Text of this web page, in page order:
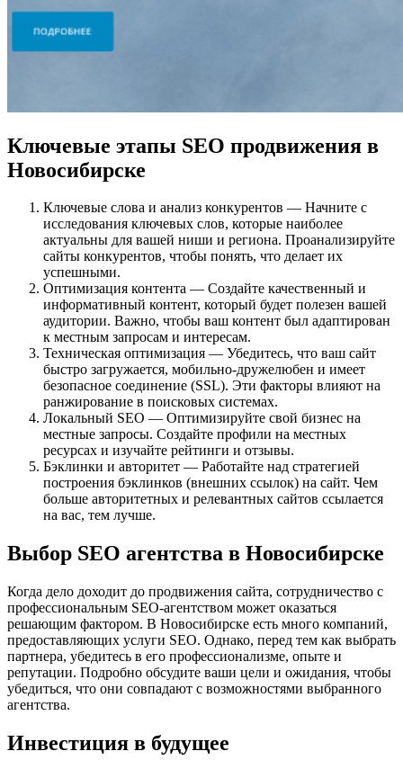
Ключевые этапы SEO продвижения в
Новосибирске
Ключевые слова и анализ конкурентов — Начните с
исследования ключевых слов, которые наиболее
актуальны для вашей ниши и региона. Проанализируйте
сайты конкурентов, чтобы понять, что делает их
успешными.
Оптимизация контента — Создайте качественный и
информативный контент, который будет полезен вашей
аудитории. Важно, чтобы ваш контент был адаптирован
к местным запросам и интересам.
Техническая оптимизация — Убедитесь, что ваш сайт
быстро загружается, мобильно-дружелюбен и имеет
безопасное соединение (SSL). Эти факторы влияют на
ранжирование в поисковых системах.
Локальный SEO — Оптимизируйте свой бизнес на
местные запросы. Создайте профили на местных
ресурсах и изучайте рейтинги и отзывы.
Бэклинки и авторитет — Работайте над стратегией
построения бэклинков (внешних ссылок) на сайт. Чем
больше авторитетных и релевантных сайтов ссылается
на вас, тем лучше.
Выбор SEO агентства в Новосибирске
Когда дело доходит до продвижения сайта, сотрудничество с
профессиональным SEO-агентством может оказаться
решающим фактором. В Новосибирске есть много компаний,
предоставляющих услуги SEO. Однако, перед тем как выбрать
партнера, убедитесь в его профессионализме, опыте и
репутации. Подробно обсудите ваши цели и ожидания, чтобы
убедиться, что они совпадают с возможностями выбранного
агентства.
Инвестиция в будущее